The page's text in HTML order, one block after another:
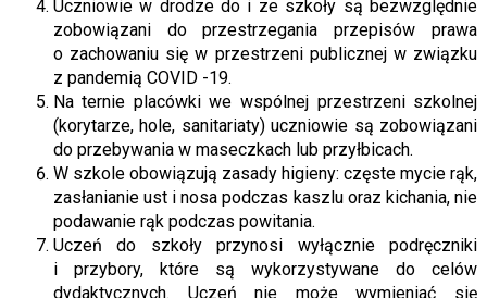
Uczniowie w drodze do i ze szkoły są bezwzględnie
zobowiązani do przestrzegania przepisów prawa
o zachowaniu się w przestrzeni publicznej w związku
z pandemią COVID -19.
Na ternie placówki we wspólnej przestrzeni szkolnej
(korytarze, hole, sanitariaty) uczniowie są zobowiązani
do przebywania w maseczkach lub przyłbicach.
W szkole obowiązują zasady higieny: częste mycie rąk,
zasłanianie ust i nosa podczas kaszlu oraz kichania, nie
podawanie rąk podczas powitania.
Uczeń do szkoły przynosi wyłącznie podręczniki
i przybory, które są wykorzystywane do celów
dydaktycznych. Uczeń nie może wymieniać się